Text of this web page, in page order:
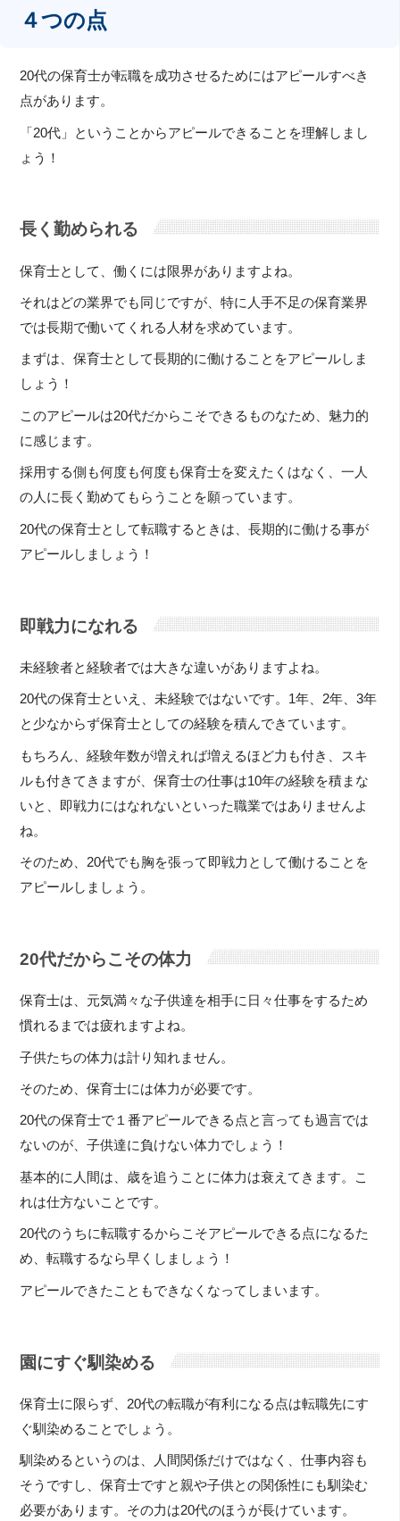
４つの点
20代の保育士が転職を成功させるためにはアピールすべき
点があります。
「20代」ということからアピールできることを理解しまし
ょう！
長く勤められる
保育士として、働くには限界がありますよね。
それはどの業界でも同じですが、特に人手不足の保育業界
では長期で働いてくれる人材を求めています。
まずは、保育士として長期的に働けることをアピールしま
しょう！
このアピールは20代だからこそできるものなため、魅力的
に感じます。
採用する側も何度も何度も保育士を変えたくはなく、一人
の人に長く勤めてもらうことを願っています。
20代の保育士として転職するときは、長期的に働ける事が
アピールしましょう！
即戦力になれる
未経験者と経験者では大きな違いがありますよね。
20代の保育士といえ、未経験ではないです。1年、2年、3年
と少なからず保育士としての経験を積んできています。
もちろん、経験年数が増えれば増えるほど力も付き、スキ
ルも付きてきますが、保育士の仕事は10年の経験を積まな
いと、即戦力にはなれないといった職業ではありませんよ
ね。
そのため、20代でも胸を張って即戦力として働けることを
アピールしましょう。
20代だからこその体力
保育士は、元気満々な子供達を相手に日々仕事をするため
慣れるまでは疲れますよね。
子供たちの体力は計り知れません。
そのため、保育士には体力が必要です。
20代の保育士で１番アピールできる点と言っても過言では
ないのが、子供達に負けない体力でしょう！
基本的に人間は、歳を追うことに体力は衰えてきます。こ
れは仕方ないことです。
20代のうちに転職するからこそアピールできる点になるた
め、転職するなら早くしましょう！
アピールできたこともできなくなってしまいます。
園にすぐ馴染める
保育士に限らず、20代の転職が有利になる点は転職先にす
ぐ馴染めることでしょう。
馴染めるというのは、人間関係だけではなく、仕事内容も
そうですし、保育士ですと親や子供との関係性にも馴染む
必要があります。その力は20代のほうが長けています。